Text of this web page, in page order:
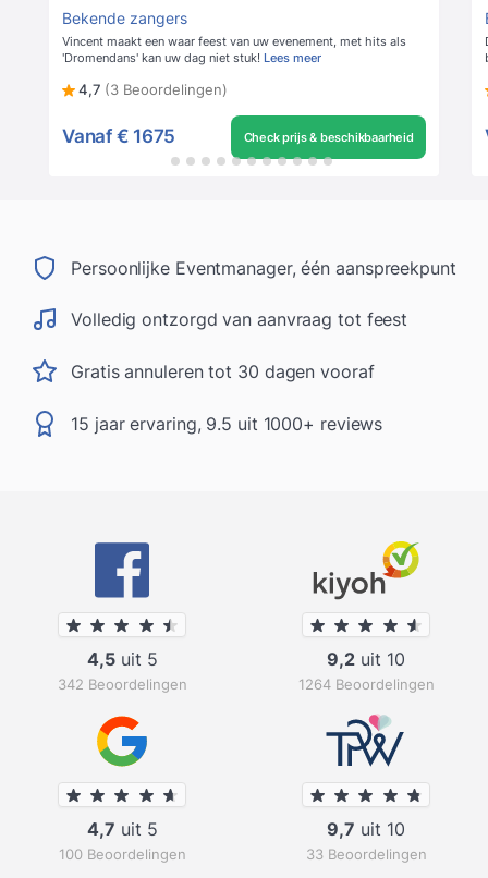
Bekende zangers
Vincent maakt een waar feest van uw evenement, met hits als
'Dromendans' kan uw dag niet stuk! Lees meer
4,7 (3 Beoordelingen)
Vanaf € 1675 Check prijs & beschikbaarheid
Persoonlijke Eventmanager, één aanspreekpunt
Volledig ontzorgd van aanvraag tot feest
Gratis annuleren tot 30 dagen vooraf
15 jaar ervaring, 9.5 uit 1000+ reviews
4,5uit 5
342 Beoordelingen
9,2 uit 10
1264 Beoordelingen
4,7 uit 5
100 Beoordelingen
9,7 uit 10
33 Beoordelingen